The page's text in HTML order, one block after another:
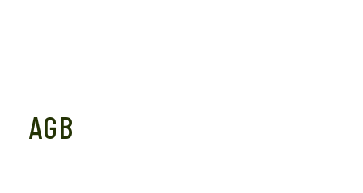
AGB